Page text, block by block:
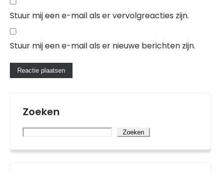
Stuur mij een e-mail als er vervolgreacties zijn.
Stuur mij een e-mail als er nieuwe berichten zijn.
Zoeken
Zoeken